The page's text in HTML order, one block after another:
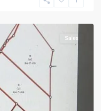
Sales